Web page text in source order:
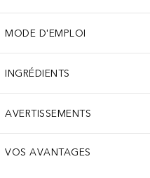
MODE D'EMPLOI
INGRÉDIENTS
AVERTISSEMENTS
VOS AVANTAGES